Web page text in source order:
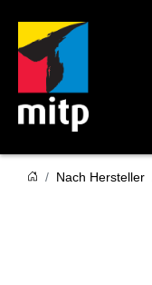
Nach Hersteller